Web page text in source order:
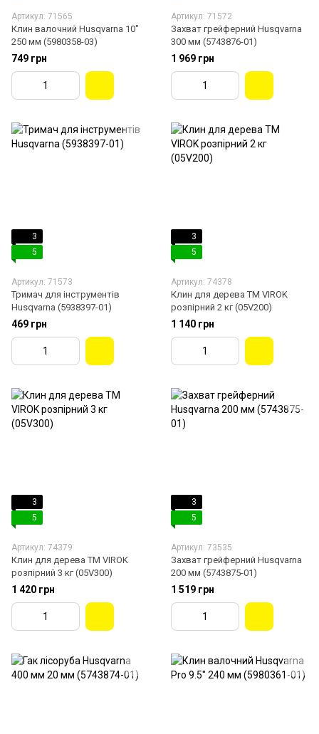
Артикул: 71565
Клин валочний Husqvarna 10"
250 мм (5980358-03)
749 грн
Артикул: 71572
Захват грейферний Husqvarna
300 мм (5743876-01)
1 969 грн
3
5
Артикул: 71573
Тримач для інструментів
Husqvarna (5938397-01)
469 грн
3
5
Артикул: 74378
Клин для дерева ТМ VIROK
розпірний 2 кг (05V200)
1 140 грн
3
5
Артикул: 74379
Клин для дерева ТМ VIROK
розпірний 3 кг (05V300)
1 420 грн
3
5
Артикул: 73535
Захват грейферний Husqvarna
200 мм (5743875-01)
1 519 грн